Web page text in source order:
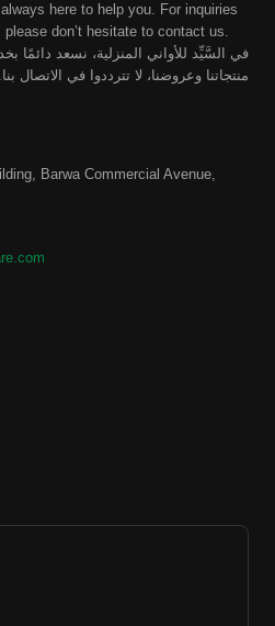
here to help you. For inquiries
don’t hesitate to contact us.
في السَّيِّد للأواني المنزلية، نسعد دائمًا
منتجاتنا وعروضنا، لا تترددوا في الاتصال بنا.
Barwa Commercial Avenue,